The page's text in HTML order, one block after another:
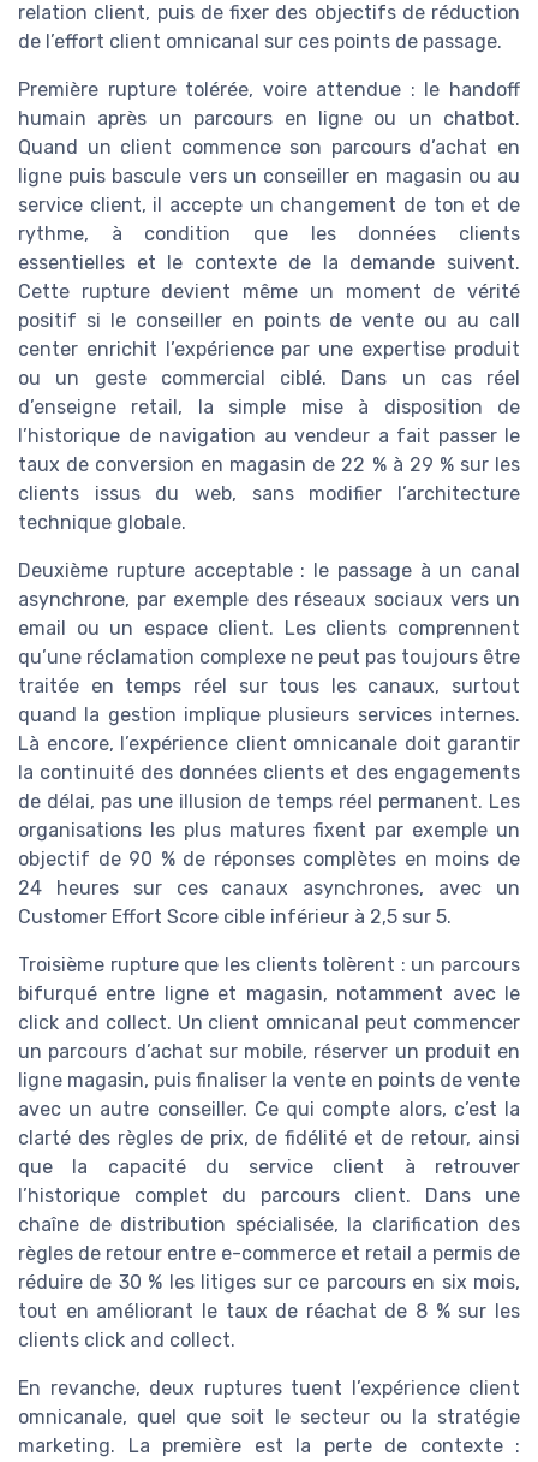
relation client, puis de fixer des objectifs de réduction
de l’effort client omnicanal sur ces points de passage.
Première rupture tolérée, voire attendue : le handoff
humain après un parcours en ligne ou un chatbot.
Quand un client commence son parcours d’achat en
ligne puis bascule vers un conseiller en magasin ou au
service client, il accepte un changement de ton et de
rythme, à condition que les données clients
essentielles et le contexte de la demande suivent.
Cette rupture devient même un moment de vérité
positif si le conseiller en points de vente ou au call
center enrichit l’expérience par une expertise produit
ou un geste commercial ciblé. Dans un cas réel
d’enseigne retail, la simple mise à disposition de
l’historique de navigation au vendeur a fait passer le
taux de conversion en magasin de 22 % à 29 % sur les
clients issus du web, sans modifier l’architecture
technique globale.
Deuxième rupture acceptable : le passage à un canal
asynchrone, par exemple des réseaux sociaux vers un
email ou un espace client. Les clients comprennent
qu’une réclamation complexe ne peut pas toujours être
traitée en temps réel sur tous les canaux, surtout
quand la gestion implique plusieurs services internes.
Là encore, l’expérience client omnicanale doit garantir
la continuité des données clients et des engagements
de délai, pas une illusion de temps réel permanent. Les
organisations les plus matures fixent par exemple un
objectif de 90 % de réponses complètes en moins de
24 heures sur ces canaux asynchrones, avec un
Customer Effort Score cible inférieur à 2,5 sur 5.
Troisième rupture que les clients tolèrent : un parcours
bifurqué entre ligne et magasin, notamment avec le
click and collect. Un client omnicanal peut commencer
un parcours d’achat sur mobile, réserver un produit en
ligne magasin, puis finaliser la vente en points de vente
avec un autre conseiller. Ce qui compte alors, c’est la
clarté des règles de prix, de fidélité et de retour, ainsi
que la capacité du service client à retrouver
l’historique complet du parcours client. Dans une
chaîne de distribution spécialisée, la clarification des
règles de retour entre e-commerce et retail a permis de
réduire de 30 % les litiges sur ce parcours en six mois,
tout en améliorant le taux de réachat de 8 % sur les
clients click and collect.
En revanche, deux ruptures tuent l’expérience client
omnicanale, quel que soit le secteur ou la stratégie
marketing. La première est la perte de contexte :